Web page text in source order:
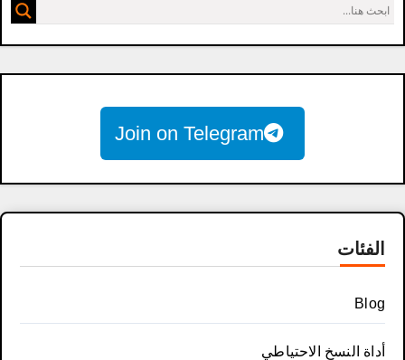
Join on Telegram
الفئات
Blog
أداة النسخ الاحتياطي